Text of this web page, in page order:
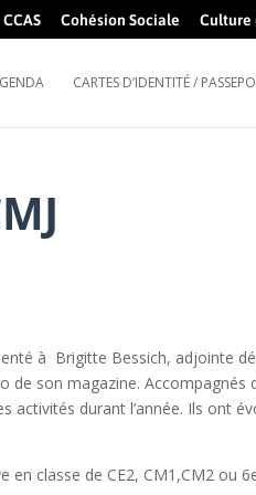
CCAS Cohésion Sociale Culture
CARTES D’IDENTITÉ /
à Brigitte Bessich, adjointe
son magazine. Accompagnés
durant l’année. Ils ont
classe de CE2, CM1,CM2 ou